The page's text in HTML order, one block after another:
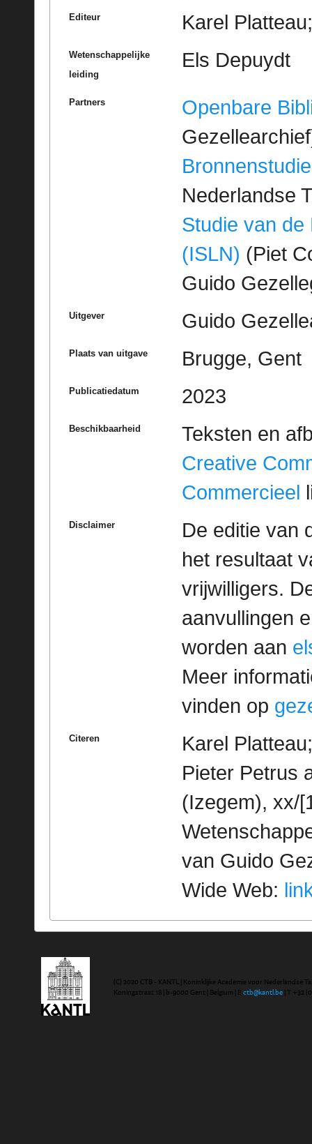
Editeur Karel
Wetenschappelijke
leiding
Els Depuydt
Partners
Openbare
Bronnenstudie
Nederlandse
Studie van de
(ISLN) (Piet
Guido
Uitgever Guido
Plaats van uitgave Brugge, Gent
Publicatiedatum 2023
Beschikbaarheid
Teksten en
Creative
Commercieel
Disclaimer
De editie van
het resultaat
vrijwilligers.
aanvullingen
worden aan
Meer
vinden op
Citeren
Karel
Pieter Petrus
(Izegem), xx/
van Guido
Wide Web:
(C) 2020 CTB - KANTL | Koninklijke Academie voor Nederlandse
Koningstraat 18 | b-9000 Gent | Belgium | E ctb@kantl.be | T +32